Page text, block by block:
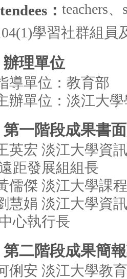
： teachers
學習社群組員
理單位
導單位：教育部
辦單位：淡江大
一階段成果書
英宏 淡江大學資
距發展組組長
儒傑 淡江大學課
慧娟 淡江大學資
心執行長
二階段成果簡
俐安 淡江大學教